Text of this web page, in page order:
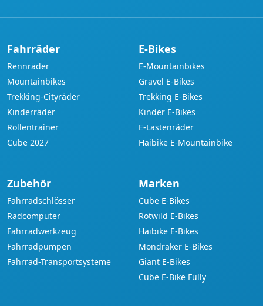
Fahrräder
Rennräder
Mountainbikes
Trekking-Cityräder
Kinderräder
Rollentrainer
Cube 2027
E-Bikes
E-Mountainbikes
Gravel E-Bikes
Trekking E-Bikes
Kinder E-Bikes
E-Lastenräder
Haibike E-Mountainbike
Zubehör
Fahrradschlösser
Radcomputer
Fahrradwerkzeug
Fahrradpumpen
Fahrrad-Transportsysteme
Marken
Cube E-Bikes
Rotwild E-Bikes
Haibike E-Bikes
Mondraker E-Bikes
Giant E-Bikes
Cube E-Bike Fully